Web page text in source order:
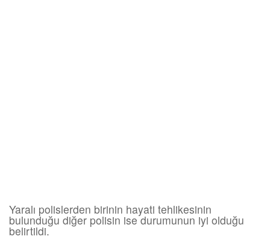
Yaralı polislerden birinin hayati tehlikesinin
bulunduğu diğer polisin ise durumunun iyi olduğu
belirtildi.